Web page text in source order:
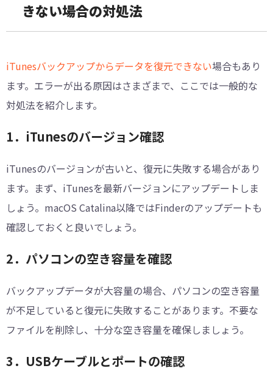
きない場合の対処法
iTunesバックアップからデータを復元できない場合もあり
ます。エラーが出る原因はさまざまで、ここでは一般的な
対処法を紹介します。
1．iTunesのバージョン確認
iTunesのバージョンが古いと、復元に失敗する場合があり
ます。まず、iTunesを最新バージョンにアップデートしま
しょう。macOS Catalina以降ではFinderのアップデートも
確認しておくと良いでしょう。
2．パソコンの空き容量を確認
バックアップデータが大容量の場合、パソコンの空き容量
が不足していると復元に失敗することがあります。不要な
ファイルを削除し、十分な空き容量を確保しましょう。
3．USBケーブルとポートの確認